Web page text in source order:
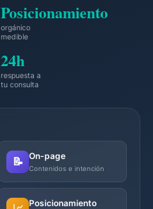
Posicionamiento
orgánico
medible
24h
respuesta a
tu consulta
📝 On-page
Contenidos e intención
Posicionamiento